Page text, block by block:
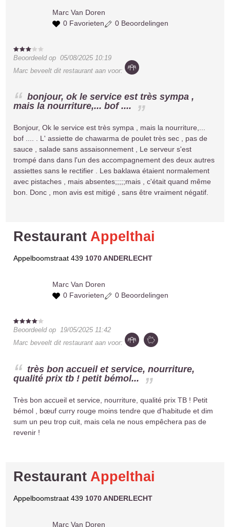
Marc Van Doren
0 Favorieten
0 Beoordelingen
Beoordeeld op05/08/2025 10:19
Marc beveelt dit restaurant aan voor:
bonjour, ok le service est très sympa ,
mais la nourriture,... bof ....
Bonjour, Ok le service est très sympa , mais la nourriture,...
bof .... . L' assiette de chawarma de poulet très sec , pas de
sauce , salade sans assaisonnement , Le serveur s'est
trompé dans dans l'un des accompagnement des deux autres
assiettes sans le rectifier . Les baklawa étaient normalement
avec pistaches , mais absentes;;;;;mais , c'était quand même
bon. Donc , mon avis est mitigé , sans être vraiment négatif.
Restaurant Appelthai
Appelboomstraat 439 1070 ANDERLECHT
Marc Van Doren
0 Favorieten
0 Beoordelingen
Beoordeeld op19/05/2025 11:42
Marc beveelt dit restaurant aan voor:
très bon accueil et service, nourriture,
qualité prix tb ! petit bémol...
Très bon accueil et service, nourriture, qualité prix TB ! Petit
bémol , bœuf curry rouge moins tendre que d’habitude et dim
sum un peu trop cuit, mais cela ne nous empêchera pas de
revenir !
Restaurant Appelthai
Appelboomstraat 439 1070 ANDERLECHT
Marc Van Doren